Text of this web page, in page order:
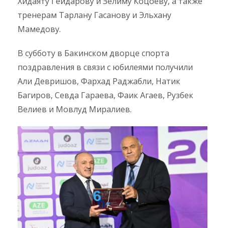
тренерам Тарлану Гасанову и Эльхану
Мамедову.
В субботу в Бакинском дворце спорта
поздравления в связи с юбилеями получили
Али Девришов, Фархад Раджабли, Натик
Багиров, Севда Гараева, Фаик Агаев, Рузбек
Велиев и Мовлуд Миралиев.